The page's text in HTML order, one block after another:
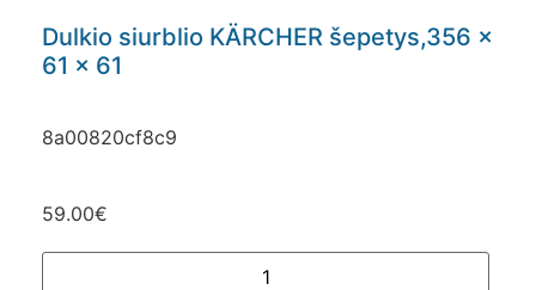
Dulkio siurblio KÄRCHER šepetys,356 x
61 x 61
8a00820cf8c9
59.00€